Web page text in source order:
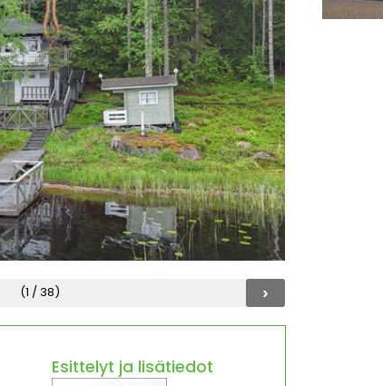
(1 / 38) ›
Esittelyt ja lisätiedot